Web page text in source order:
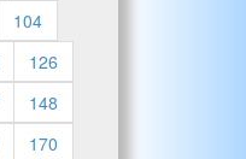
104
126
148
170